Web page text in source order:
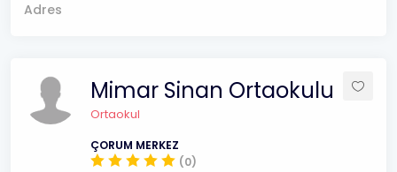
Adres
Mimar Sinan Ortaokulu
Ortaokul
ÇORUM MERKEZ
(0)